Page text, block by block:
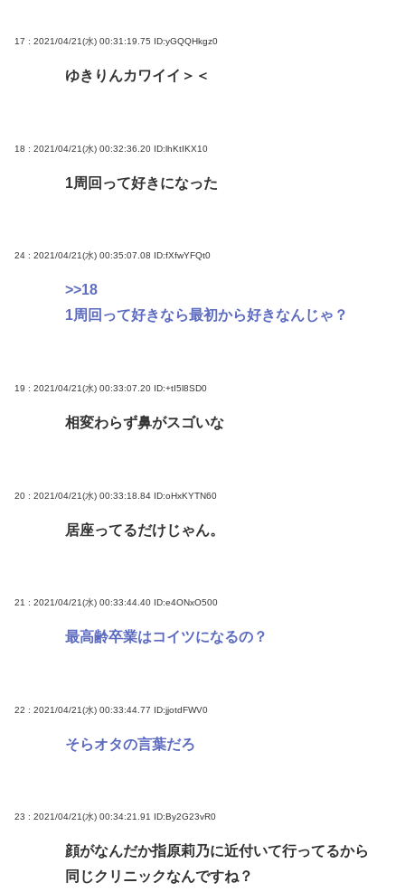
17 : 2021/04/21(水) 00:31:19.75 ID:yGQQHkgz0
ゆきりんカワイイ＞＜
18 : 2021/04/21(水) 00:32:36.20 ID:lhKtIKX10
1周回って好きになった
24 : 2021/04/21(水) 00:35:07.08 ID:fXfwYFQt0
>>18
1周回って好きなら最初から好きなんじゃ？
19 : 2021/04/21(水) 00:33:07.20 ID:+tI5l8SD0
相変わらず鼻がスゴいな
20 : 2021/04/21(水) 00:33:18.84 ID:oHxKYTN60
居座ってるだけじゃん。
21 : 2021/04/21(水) 00:33:44.40 ID:e4ONxO500
最高齢卒業はコイツになるの？
22 : 2021/04/21(水) 00:33:44.77 ID:jjotdFWV0
そらオタの言葉だろ
23 : 2021/04/21(水) 00:34:21.91 ID:By2G23vR0
顔がなんだか指原莉乃に近付いて行ってるから
同じクリニックなんですね？